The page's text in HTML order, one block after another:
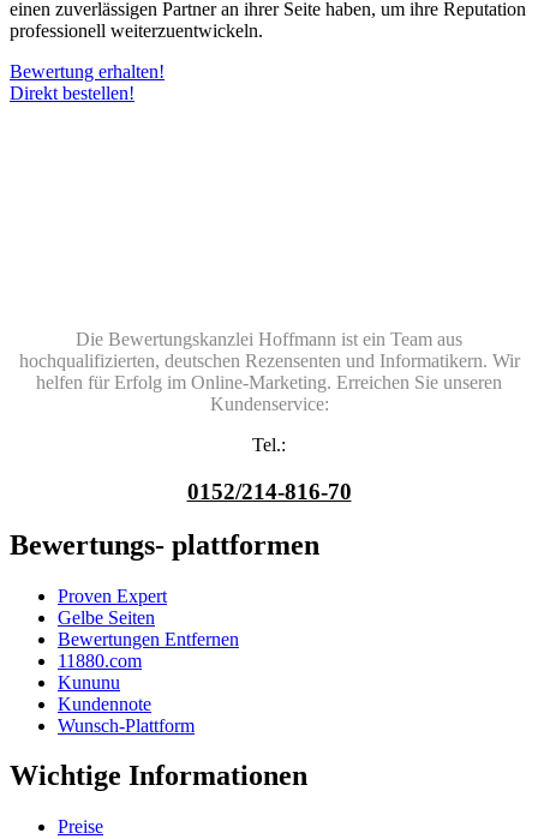
einen zuverlässigen Partner an ihrer Seite haben, um ihre Reputation
professionell weiterzuentwickeln.
Bewertung erhalten!
Direkt bestellen!
Die Bewertungskanzlei Hoffmann ist ein Team aus
hochqualifizierten, deutschen Rezensenten und Informatikern. Wir
helfen für Erfolg im Online-Marketing. Erreichen Sie unseren
Kundenservice:
Tel.:
0152/214-816-70
Bewertungs- plattformen
Proven Expert
Gelbe Seiten
Bewertungen Entfernen
11880.com
Kununu
Kundennote
Wunsch-Plattform
Wichtige Informationen
Preise